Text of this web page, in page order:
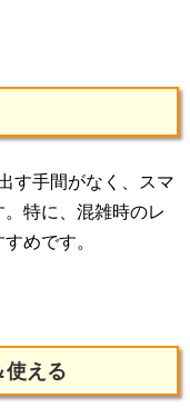
す手間がなく、スマ
特に、混雑時のレ
めです。
使える